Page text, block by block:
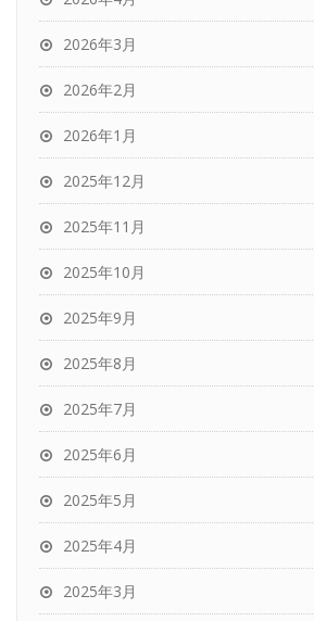
2026年3月
2026年2月
2026年1月
2025年12月
2025年11月
2025年10月
2025年9月
2025年8月
2025年7月
2025年6月
2025年5月
2025年4月
2025年3月